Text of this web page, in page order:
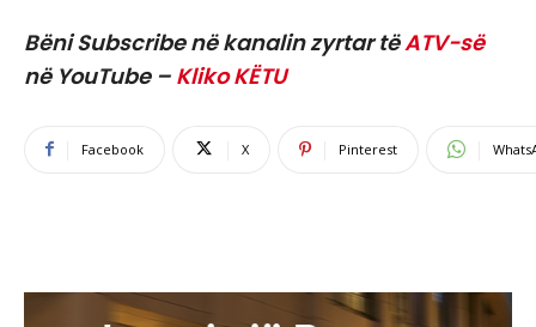
Bëni Subscribe në kanalin zyrtar tëATV-së
në YouTube – Kliko KËTU
Facebook X Pinterest